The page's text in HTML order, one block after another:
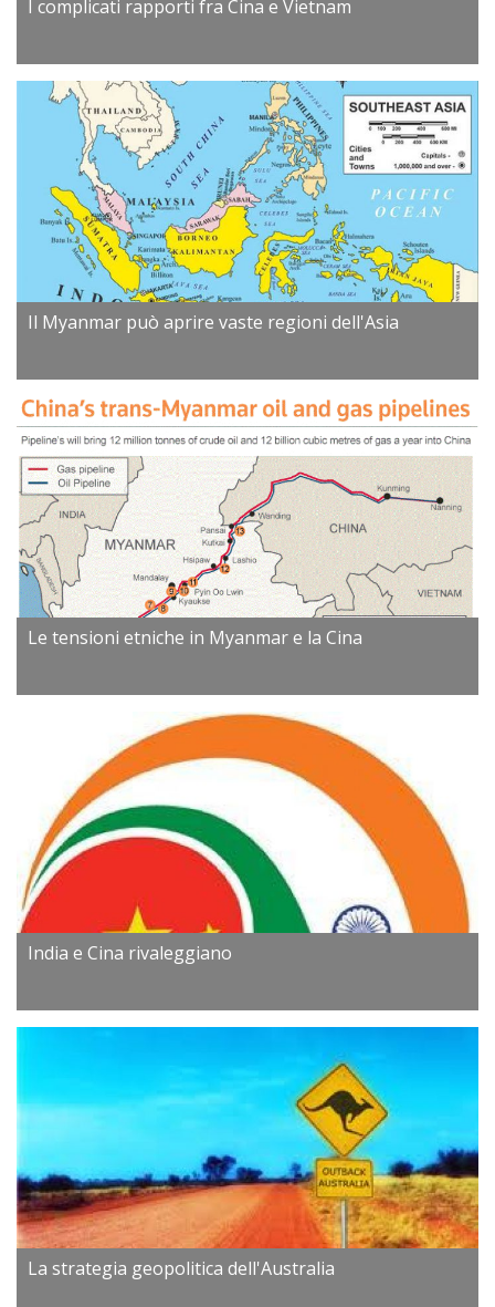
I complicati rapporti fra Cina e Vietnam
Il Myanmar può aprire vaste regioni dell'Asia
Le tensioni etniche in Myanmar e la Cina
India e Cina rivaleggiano
La strategia geopolitica dell'Australia